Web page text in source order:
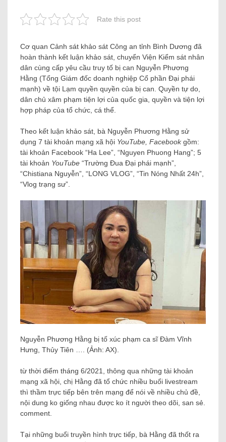
Rate this post
Cơ quan Cảnh sát khảo sát Công an tỉnh Bình Dương đã
hoàn thành kết luận khảo sát, chuyển Viện Kiểm sát nhân
dân cùng cấp yêu cầu truy tố bị can Nguyễn Phương
Hằng (Tổng Giám đốc doanh nghiệp Cổ phần Đại phái
mạnh) về tội Lạm quyền quyền của bị can. Quyền tự do,
dân chủ xâm phạm tiện lợi của quốc gia, quyền và tiện lợi
hợp pháp của tổ chức, cá thể.
Theo kết luận khảo sát, bà Nguyễn Phương Hằng sử
dụng 7 tài khoản mạng xã hội YouTube, Facebookgồm:
tài khoản Facebook “Ha Lee”, “Nguyen Phuong Hang”; 5
tài khoản YouTube “Trường Đua Đại phái mạnh”,
“Chistiana Nguyễn”, “LONG VLOG”, “Tin Nóng Nhất 24h”,
“Vlog trạng sư”.
Nguyễn Phương Hằng bị tố xúc phạm ca sĩ Đàm Vĩnh
Hưng, Thủy Tiên …. (Ảnh: AX).
từ thời điểm tháng 6/2021, thông qua những tài khoản
mạng xã hội, chị Hằng đã tổ chức nhiều buổi livestream
thì thầm trực tiếp bên trên mạng để nói về nhiều chủ đề,
nội dung ko giống nhau được ko ít người theo dõi, san sẻ.
comment.
Tại những buổi truyền hình trực tiếp, bà Hằng đã thốt ra